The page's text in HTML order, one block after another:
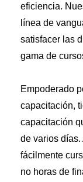
eficiencia.
línea de
satisfacer las
gama de
Empoderado
capacitación,
capacitación
de varios
fácilmente
no horas de